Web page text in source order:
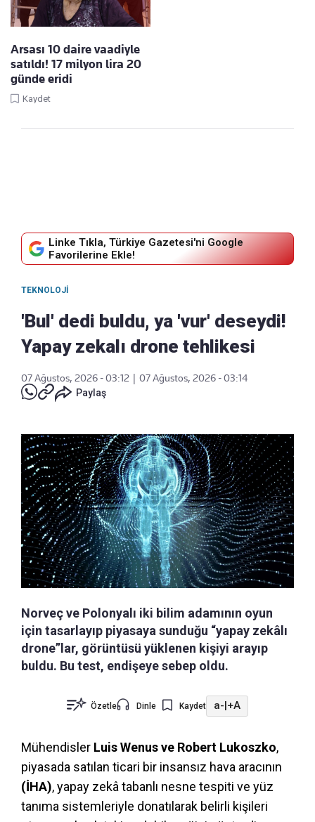
Arsası 10 daire vaadiyle
satıldı! 17 milyon lira 20
günde eridi
Kaydet
Linke Tıkla, Türkiye Gazetesi'ni Google
Favorilerine Ekle!
TEKNOLOJI
'Bul' dedi buldu, ya 'vur' deseydi!
Yapay zekalı drone tehlikesi
07 Ağustos, 2026 - 03:12
07 Ağustos, 2026 - 03:14
Paylaş
Norveç ve Polonyalı iki bilim adamının oyun
için tasarlayıp piyasaya sunduğu “yapay zekâlı
drone”lar, görüntüsü yüklenen kişiyi arayıp
buldu. Bu test, endişeye sebep oldu.
Özetle Dinle Kaydet a-|+A
Mühendisler Luis Wenus ve Robert Lukoszko,
piyasada satılan ticari bir insansız hava aracının
(İHA), yapay zekâ tabanlı nesne tespiti ve yüz
tanıma sistemleriyle donatılarak belirli kişileri